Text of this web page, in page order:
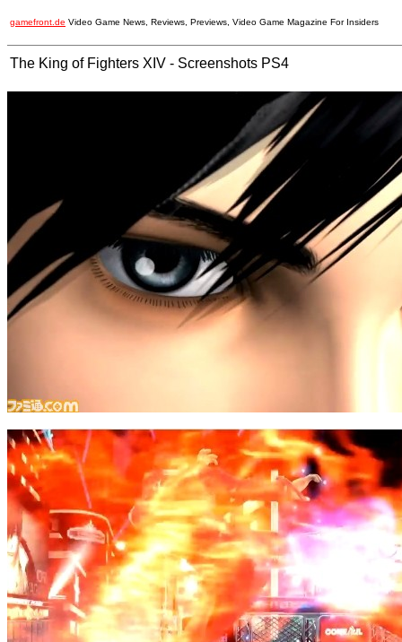
gamefront.de Video Game News, Reviews, Previews, Video Game Magazine For Insiders
The King of Fighters XIV - Screenshots PS4